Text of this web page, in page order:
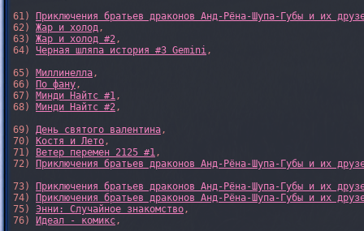
61)
Приключения братьев драконов Анд-Рёна-Шупа-Губы и их
62) Жар и холод,
63) Жар и холод #2,
64) Черная шляпа история #3 Gemini,
65) Миллинелла,
66)
По фану,
67) Минди Найтс #1,
68) Минди Найтс #2,
69) День святого валентина,
70)
Костя и Лето,
71)
Ветер перемен 2125 #1,
72)
Приключения братьев драконов Анд-Рёна-Шупа-Губы и их
73)
Приключения братьев драконов Анд-Рёна-Шупа-Губы и их
74)
Приключения братьев драконов Анд-Рёна-Шупа-Губы и их
75) Энни: Случайное знакомство,
76)
Идеал - комикс,